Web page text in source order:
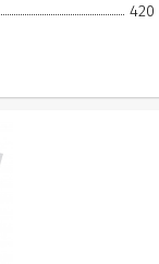
420